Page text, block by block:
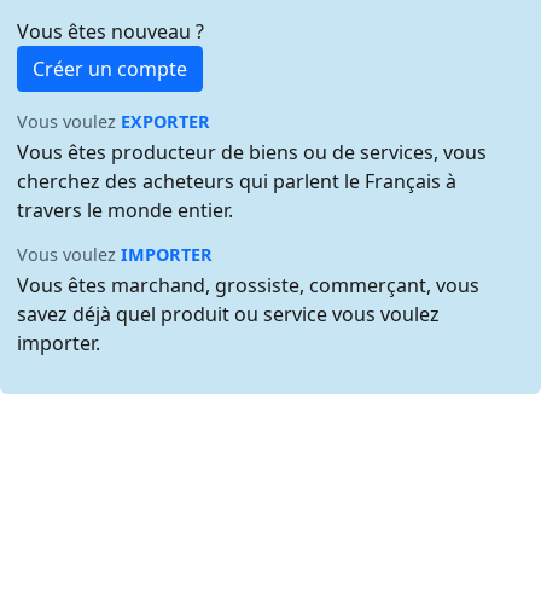
Vous êtes nouveau ?
Créer un compte
Vous voulez EXPORTER
Vous êtes producteur de biens ou de services, vous
cherchez des acheteurs qui parlent le Français à
travers le monde entier.
Vous voulezIMPORTER
Vous êtes marchand, grossiste, commerçant, vous
savez déjà quel produit ou service vous voulez
importer.